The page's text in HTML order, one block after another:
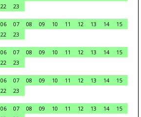
22
23
06 07 08 09 10 11 12 13 14
15
22
23
06 07 08 09 10 11 12 13 14
15
22
23
06 07 08 09 10 11 12 13 14
15
22
23
06 07 08 09 10 11 12 13 14
15